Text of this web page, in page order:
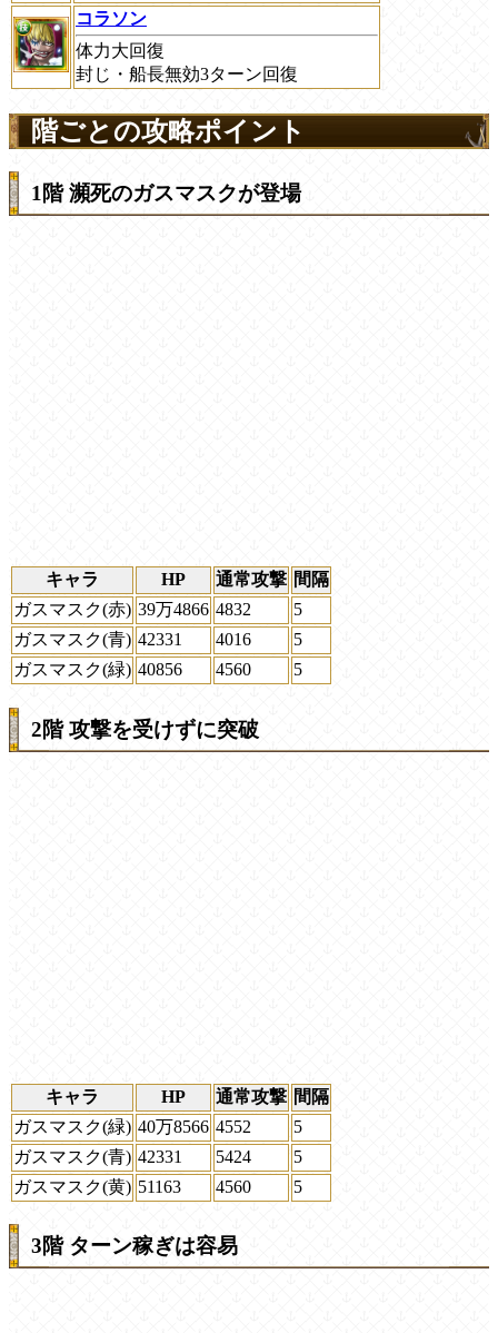
コラソン
体力大回復
封じ・船長無効3ターン回復
階ごとの攻略ポイント
1階 瀕死のガスマスクが登場
キャラ HP 通常攻撃 間隔
ガスマスク(赤) 39万4866 4832
5
ガスマスク(青) 42331 4016
5
ガスマスク(緑) 40856 4560 5
2階 攻撃を受けずに突破
キャラ HP 通常攻撃 間隔
ガスマスク(緑) 40万8566 4552
5
ガスマスク(青) 42331 5424
5
ガスマスク(黄) 51163 4560 5
3階 ターン稼ぎは容易